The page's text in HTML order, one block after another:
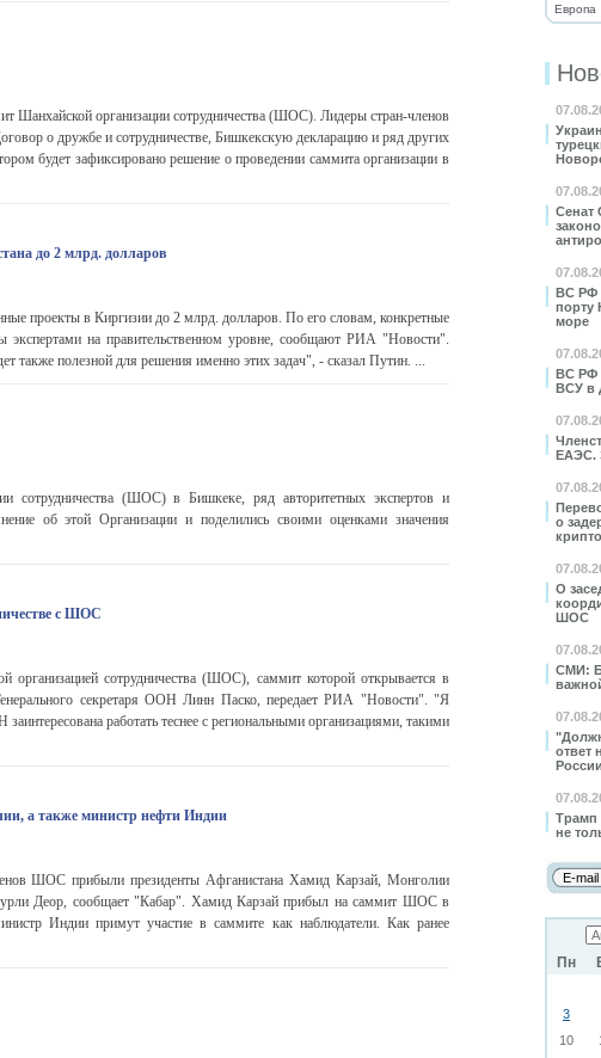
Eвропа
Сенат
ВС РФ
порту
море
ВС РФ
ВСУ в
ЕАЭС.
о
О
ШОС
СМИ:
ответ
России
Трамп
не
Пн
3
10
Шанхайской организации сотрудничества (ШОС). Лидеры стран-членов
о дружбе и сотрудничестве, Бишкекскую декларацию и ряд других
будет зафиксировано решение о проведении саммита организации в
до 2 млрд. долларов
проекты в Киргизии до 2 млрд. долларов. По его словам, конкретные
экспертами на правительственном уровне, сообщают РИА "Новости".
также полезной для решения именно этих задач", - сказал Путин. ...
сотрудничества (ШОС) в Бишкеке, ряд авторитетных экспертов и
об этой Организации и поделились своими оценками значения
с ШОС
организацией сотрудничества (ШОС), саммит которой открывается в
секретаря ООН Линн Паско, передает РИА "Новости". "Я
работать теснее с региональными организациями, такими
а также министр нефти Индии
ШОС прибыли президенты Афганистана Хамид Карзай, Монголии
Деор, сообщает "Кабар". Хамид Карзай прибыл на саммит ШОС в
Индии примут участие в саммите как наблюдатели. Как ранее